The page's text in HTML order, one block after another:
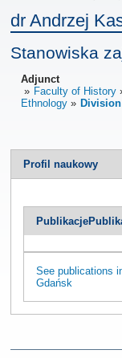
dr Andrzej
Stanowiska
Adjunct
Faculty of History
Ethnology
Profil naukowy
Publikacje
See publications
Gdańsk